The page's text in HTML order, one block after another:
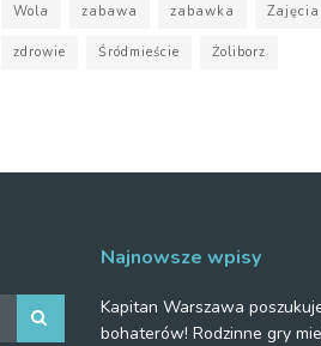
Wola zabawa zabawka
zdrowie Śródmieście Żoliborz
Najnowsze wpisy
Kapitan Warszawa
bohaterów! Rodzinne gry